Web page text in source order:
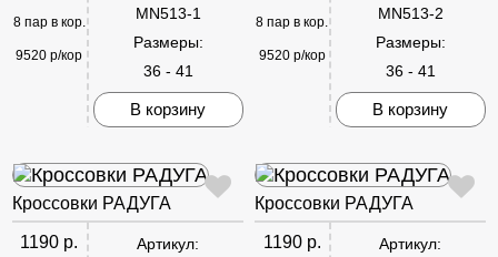
8 пар в кор.
9520 р/кор
MN513-1
Размеры:
36 - 41
В корзину
8 пар в кор.
9520 р/кор
MN513-2
Размеры:
36 - 41
В корзину
Кроссовки РАДУГА
1190 р. Артикул:
Кроссовки РАДУГА
1190 р. Артикул: